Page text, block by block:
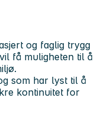
og faglig trygg
få muligheten til å
som har lyst til å
kontinuitet for